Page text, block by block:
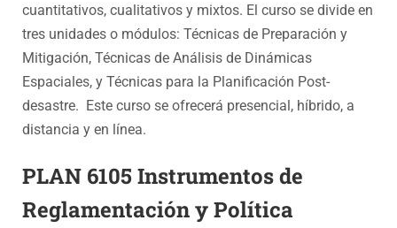
cuantitativos, cualitativos y mixtos. El curso se divide en
tres unidades o módulos: Técnicas de Preparación y
Mitigación, Técnicas de Análisis de Dinámicas
Espaciales, y Técnicas para la Planificación Post-
desastre. Este curso se ofrecerá presencial, híbrido, a
distancia y en línea.
PLAN 6105 Instrumentos de
Reglamentación y Política